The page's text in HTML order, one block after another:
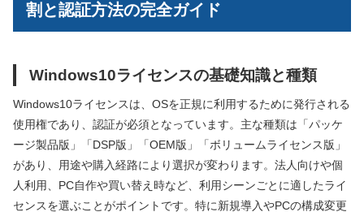
割と認証方法の完全ガイド
Windows10ライセンスの基礎知識と種類
Windows10ライセンスは、OSを正規に利用するために発行される
使用権であり、認証が必須となっています。主な種類は「パッケ
ージ製品版」「DSP版」「OEM版」「ボリュームライセンス版」
があり、用途や購入経路により選択が変わります。法人向けや個
人利用、PC自作や買い替え時など、利用シーンごとに適したライ
センスを選ぶことがポイントです。特に新規導入やPCの構成変更